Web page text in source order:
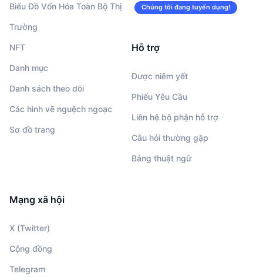
Biểu Đồ Vốn Hóa Toàn Bộ Thị
Trường
NFT
Danh mục
Danh sách theo dõi
Các hình vẽ nguệch ngoạc
Sơ đồ trang
Chúng tôi đang tuyển dụng!
Hỗ trợ
Được niêm yết
Phiếu Yêu Cầu
Liên hệ bộ phận hỗ trợ
Câu hỏi thường gặp
Bảng thuật ngữ
Mạng xã hội
X (Twitter)
Cộng đồng
Telegram